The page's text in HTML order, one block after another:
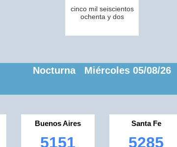
cinco mil seiscientos
ochenta y dos
Nocturna Miércoles 05/08/26
Buenos Aires
5151
Santa Fe
5285